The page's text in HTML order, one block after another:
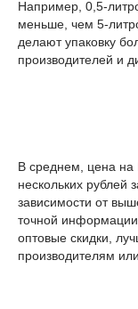
Например, 0,5-
меньше, чем 5-
делают упаковку
производителей и
В среднем, цена на
нескольких рублей
зависимости от
точной
оптовые скидки,
производителям